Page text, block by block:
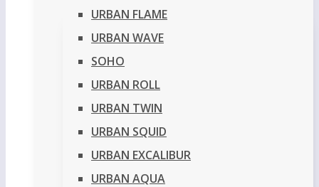
URBAN FLAME
URBAN WAVE
SOHO
URBAN ROLL
URBAN TWIN
URBAN SQUID
URBAN EXCALIBUR
URBAN AQUA